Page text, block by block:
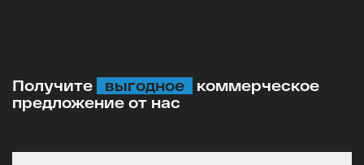
Получите выгодное
коммерческое
предложение от нас